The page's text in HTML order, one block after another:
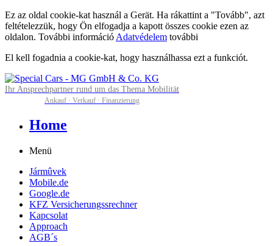
Ez az oldal cookie-kat használ a Gerät. Ha rákattint a "Tovább", azt
feltételezzük, hogy Ön elfogadja a kapott összes cookie ezen az
oldalon. További információ Adatvédelem további
El kell fogadnia a cookie-kat, hogy használhassa ezt a funkciót.
Ihr Ansprechpartner rund um das Thema Mobilität
Ankauf · Verkauf · Finanzierung
Home
Menü
Jármûvek
Mobile.de
Google.de
KFZ Versicherungssrechner
Kapcsolat
Approach
AGB´s